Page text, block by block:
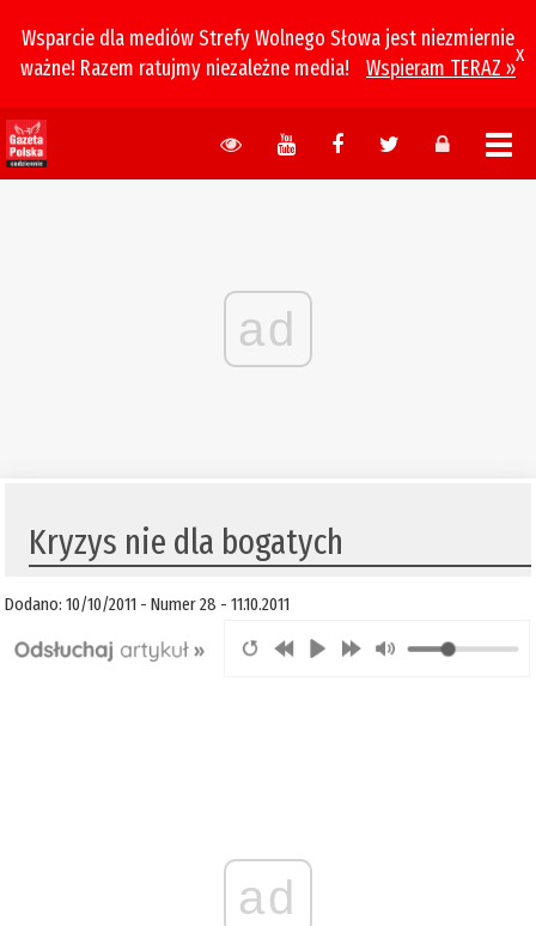
Wsparcie dla mediów Strefy Wolnego Słowa jest niezmiernie
ważne! Razem ratujmy niezależne media!
Wspieram TERAZ »
x
ad
Kryzys nie dla bogatych
Dodano: 10/10/2011 - Numer 28 - 11.10.2011
ad